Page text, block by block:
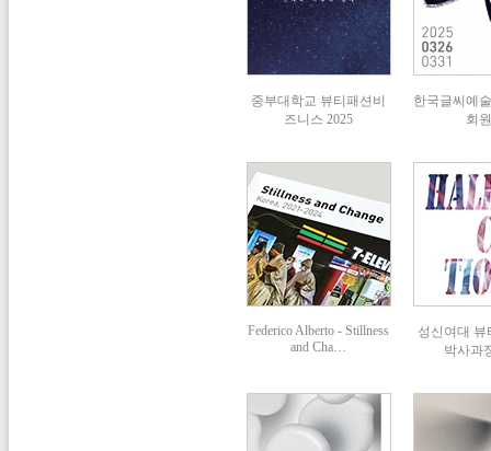
중부대학교 뷰티패션비
즈니스 2025
한국글씨예
회
Federico Alberto - Stillness
and Cha…
성신여대
박사과